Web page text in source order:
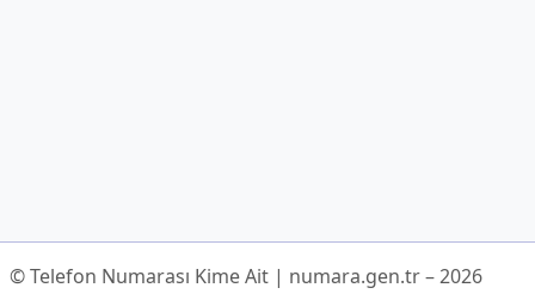
© Telefon Numarası Kime Ait | numara.gen.tr – 2026